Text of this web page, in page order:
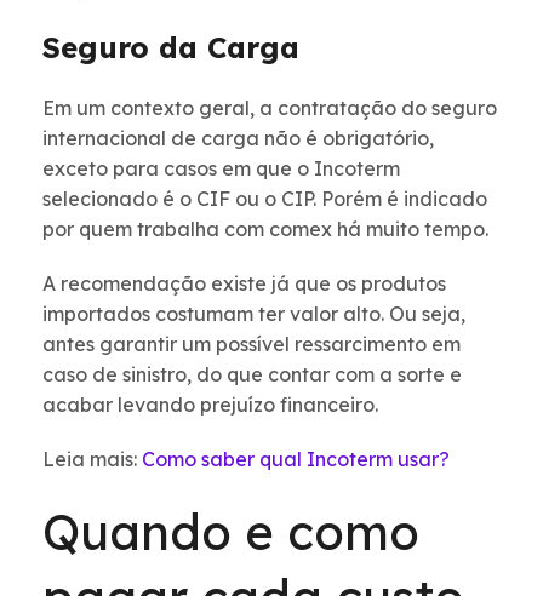
Seguro da Carga
Em um contexto geral, a contratação do seguro
internacional de carga não é obrigatório,
exceto para casos em que o Incoterm
selecionado é o CIF ou o CIP. Porém é indicado
por quem trabalha com comex há muito tempo.
A recomendação existe já que os produtos
importados costumam ter valor alto. Ou seja,
antes garantir um possível ressarcimento em
caso de sinistro, do que contar com a sorte e
acabar levando prejuízo financeiro.
Leia mais: Como saber qual Incoterm usar?
Quando e como